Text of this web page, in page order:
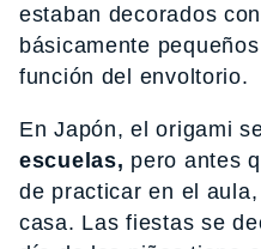
estaban decorados
básicamente
función del envoltorio.
En Japón, el origami
escuelas, pero antes
de practicar en el
casa. Las fiestas se